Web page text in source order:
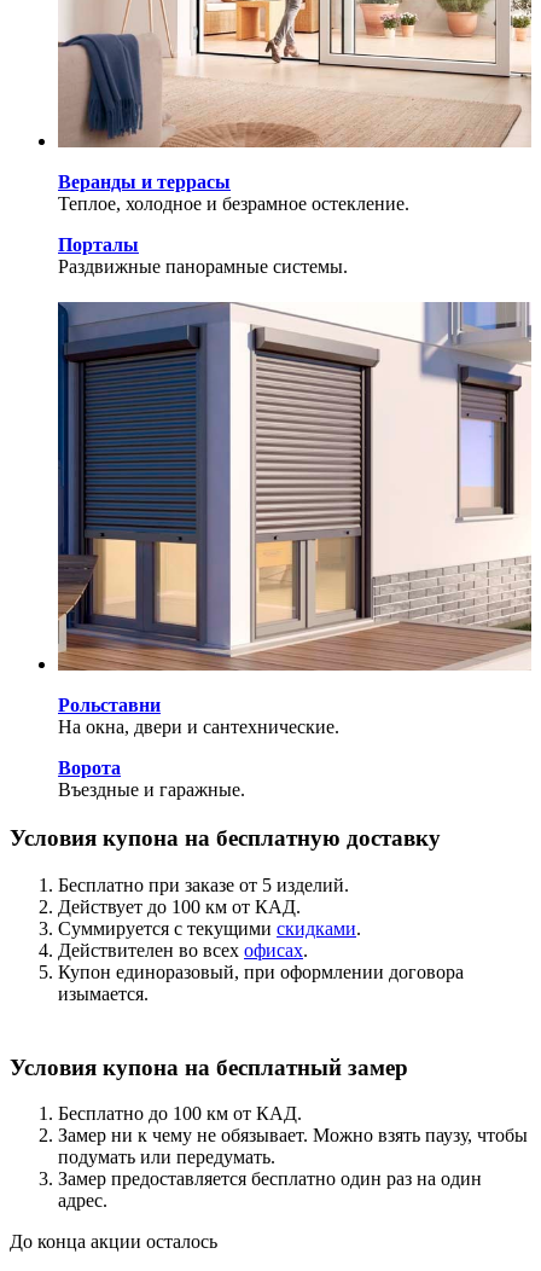
Веранды и террасы
Теплое, холодное и безрамное остекление.
Порталы
Раздвижные панорамные системы.
Рольставни
На окна, двери и сантехнические.
Ворота
Въездные и гаражные.
Условия купона на бесплатную доставку
Бесплатно при заказе от 5 изделий.
Действует до 100 км от КАД.
Суммируется с текущими скидками.
Действителен во всех офисах.
Купон единоразовый, при оформлении договора
изымается.
Условия купона на бесплатный замер
Бесплатно до 100 км от КАД.
Замер ни к чему не обязывает. Можно взять паузу, чтобы
подумать или передумать.
Замер предоставляется бесплатно один раз на один
адрес.
До конца акции осталось